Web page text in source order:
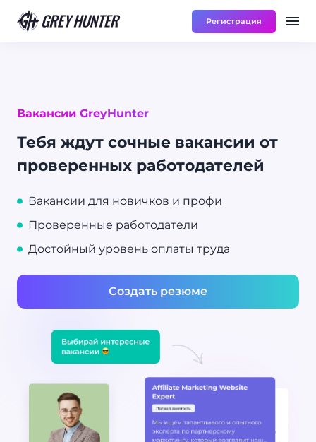
UA Работа
Регистрация
Вакансии GreyHunter
Тебя ждут сочные вакансии от
проверенных работодателей
Вакансии для новичков и профи
Проверенные работодатели
Достойный уровень оплаты труда
Создать резюме